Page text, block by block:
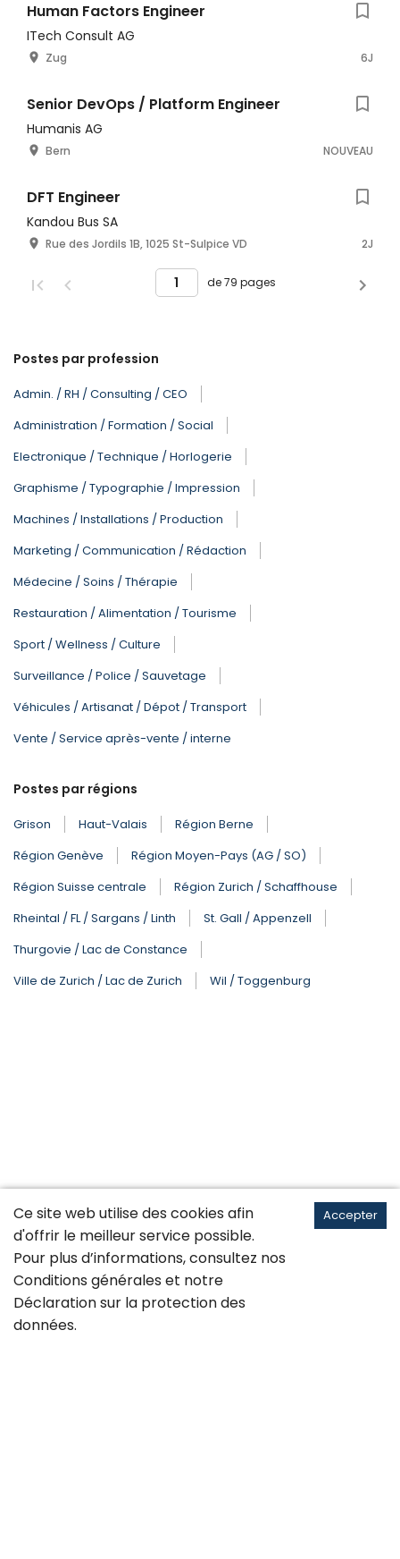
Human Factors Engineer
ITech Consult AG
Zug 6J
Senior DevOps / Platform Engineer
Humanis AG
Bern NOUVEAU
DFT Engineer
Kandou Bus SA
Rue des Jordils 1B, 1025 St-Sulpice VD 2J
de 79 pages
Postes par profession
Admin. / RH / Consulting / CEO
Administration / Formation / Social
Electronique / Technique / Horlogerie
Graphisme / Typographie / Impression
Machines / Installations / Production
Marketing / Communication / Rédaction
Médecine / Soins / Thérapie
Restauration / Alimentation / Tourisme
Sport / Wellness / Culture
Surveillance / Police / Sauvetage
Véhicules / Artisanat / Dépot / Transport
Vente / Service après-vente / interne
Postes par régions
Grison Haut-Valais
Région Berne
Région Genève
Région Moyen-Pays (AG / SO)
Région Suisse centrale
Région Zurich / Schaffhouse
Rheintal / FL / Sargans / Linth
St. Gall / Appenzell
Thurgovie / Lac de Constance
Ville de Zurich / Lac de Zurich
Wil / Toggenburg
Ce site web utilise des cookies afin
d'offrir le meilleur service possible.
Pour plus d’informations, consultez nos
Conditions générales et notre
Déclaration sur la protection des
données.
Accepter